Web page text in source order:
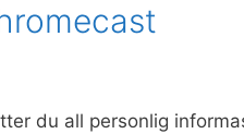
du all personlig